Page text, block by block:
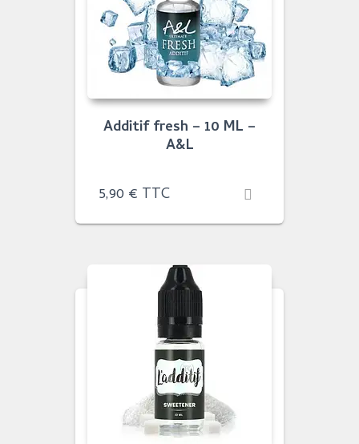
Additif fresh – 10 ML –
A&L
5,90 € TTC